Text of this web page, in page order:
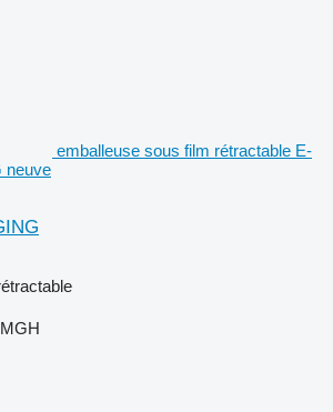
emballeuse sous film rétractable E-
neuve